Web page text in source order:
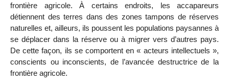
frontière agricole. À certains endroits, les accapareurs
détiennent des terres dans des zones tampons de réserves
naturelles et, ailleurs, ils poussent les populations paysannes à
se déplacer dans la réserve ou à migrer vers d’autres pays.
De cette façon, ils se comportent en « acteurs intellectuels »,
conscients ou inconscients, de l’avancée destructrice de la
frontière agricole.